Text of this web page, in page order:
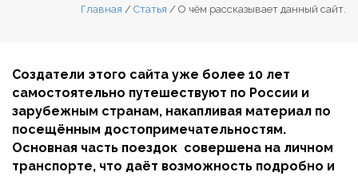
Главная / Статья / О чём рассказывает данный сайт.
Создатели этого сайта уже более 10 лет
самостоятельно путешествуют по России и
зарубежным странам, накапливая материал по
посещённым достопримечательностям.
Основная часть поездок совершена на личном
транспорте, что даёт возможность подробно и